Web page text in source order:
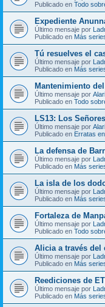
Publicado en Todo
Expediente
Último mensaje por
Publicado en Más
Tú resuelves el
Último mensaje por
Publicado en Más
Mantenimiento
Último mensaje por
Publicado en Todo
LS13: Los
Último mensaje por
Publicado en Erratas
La defensa de
Último mensaje por
Publicado en Más
La isla de los
Último mensaje por
Publicado en Más
Fortaleza de
Último mensaje por
Publicado en Todo
Alicia a través del
Último mensaje por
Publicado en Más
Reediciones de
Último mensaje por
Publicado en Más